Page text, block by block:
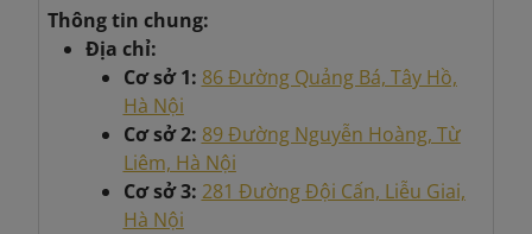
Thông tin chung:
Địa chỉ:
Cơ sở 1: 86 Đường Quảng Bá, Tây Hồ,
Hà Nội
Cơ sở 2: 89 Đường Nguyễn Hoàng, Từ
Liêm, Hà Nội
Cơ sở 3: 281 Đường Đội Cấn, Liễu Giai,
Hà Nội